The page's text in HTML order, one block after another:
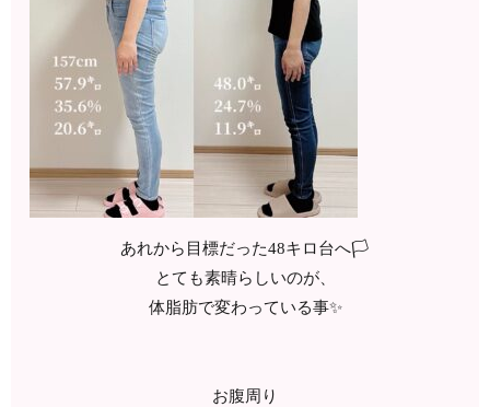
あれから目標だった48キロ台へ🏳
とても素晴らしいのが、
体脂肪で変わっている事✨
お腹周り